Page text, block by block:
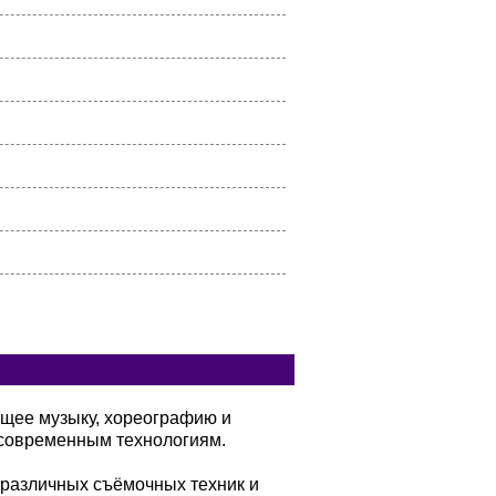
музыку, хореографию и
технологиям.
съёмочных техник и